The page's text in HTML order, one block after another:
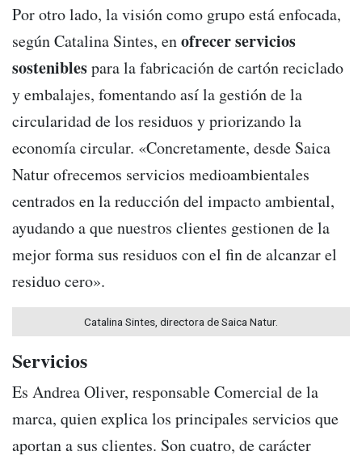
Por otro lado, la visión como grupo está enfocada,
según Catalina Sintes, enofrecer servicios
sosteniblespara la fabricación de cartón reciclado
y embalajes, fomentando así la gestión de la
circularidad de los residuos y priorizando la
economía circular. «Concretamente, desde Saica
Natur ofrecemos servicios medioambientales
centrados en la reducción del impacto ambiental,
ayudando a que nuestros clientes gestionen de la
mejor forma sus residuos con el fin de alcanzar el
residuo cero».
Catalina Sintes, directora de Saica Natur.
Servicios
Es Andrea Oliver, responsable Comercial de la
marca, quien explica los principales servicios que
aportan a sus clientes. Son cuatro, de carácter